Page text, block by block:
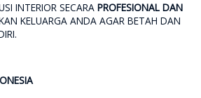
INTERIOR SECARA PROFESIONAL DAN
KELUARGA ANDA AGAR BETAH DAN